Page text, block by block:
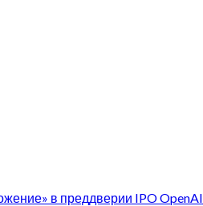
в преддверии IPO OpenAI